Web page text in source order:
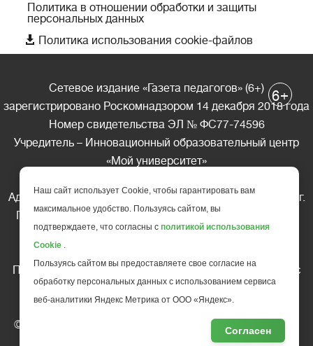
Политика в отношении обработки и защиты
персональных данных
 Политика использования cookie-файлов
Сетевое издание «Газета педагогов» (6+)
зарегистрировано Роскомнадзором 14 декабря 2018 года
Номер свидетельства ЭЛ № ФС77-74596
Учредитель – Инновационный образовательный центр
«Мой университет»
Адрес редакции: 185035 Россия, Республика Карелия, г.
Петрозаводск, ул. Фридриха Энгельса д.10, офис 211
Телефон редакции: +7 (499) 685-10-45
Перепечатка материалов газеты допускается только c
письменного разрешения редакции
Ссылка на «Газету педагогов» обязательна.
© АНО ДПО "Инновационный образовательный центр
повышения квалификации и переподготовки "Мой
6+
Наш сайт использует Cookie, чтобы гарантировать вам
максимальное удобство. Пользуясь сайтом, вы
подтверждаете, что согласны с политикой использования
Cookie .
Пользуясь сайтом вы предоставляете свое согласие на
обработку персональных данных с использованием сервиса
веб-аналитики Яндекс Метрика от ООО «Яндекс».
Согласен